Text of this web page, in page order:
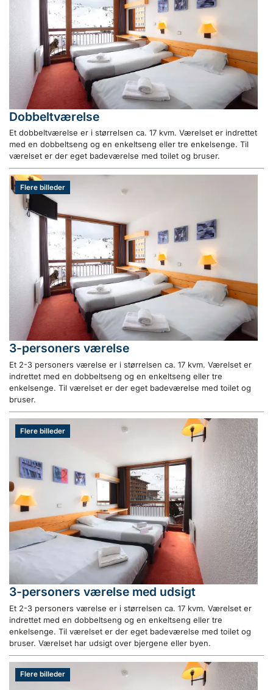
Dobbeltværelse
Et dobbeltværelse er i størrelsen ca. 17 kvm. Værelset er indrettet
med en dobbeltseng og en enkeltseng eller tre enkelsenge. Til
værelset er der eget badeværelse med toilet og bruser.
Flere billeder
3-personers værelse
Et 2-3 personers værelse er i størrelsen ca. 17 kvm. Værelset er
indrettet med en dobbeltseng og en enkeltseng eller tre
enkelsenge. Til værelset er der eget badeværelse med toilet og
bruser.
Flere billeder
3-personers værelse med udsigt
Et 2-3 personers værelse er i størrelsen ca. 17 kvm. Værelset er
indrettet med en dobbeltseng og en enkeltseng eller tre
enkelsenge. Til værelset er der eget badeværelse med toilet og
bruser. Værelset har udsigt over bjergene eller byen.
Flere billeder